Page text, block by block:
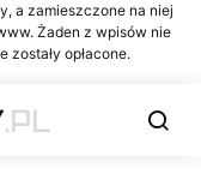
a zamieszczone na niej
Żaden z wpisów nie
opłacone.